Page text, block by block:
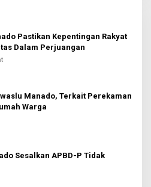
Pastikan Kepentingan Rakyat
Dalam Perjuangan
Manado, Terkait Perekaman
Warga
Sesalkan APBD-P Tidak